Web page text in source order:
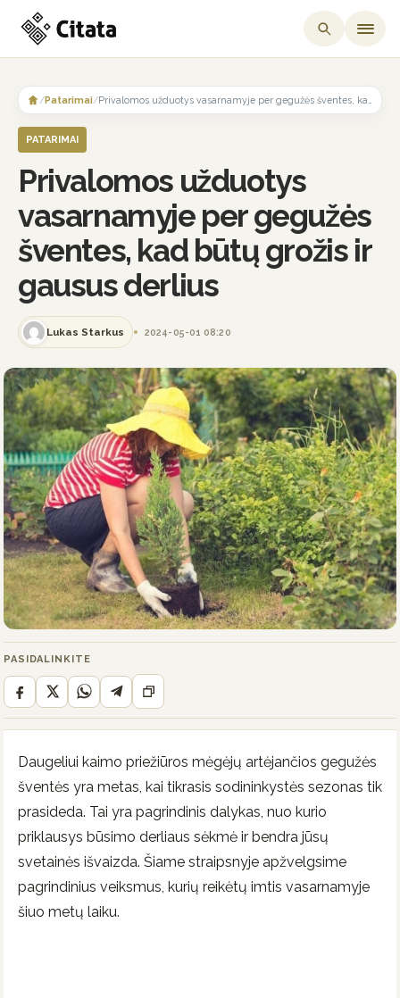
content
/Patarimai/
PATARIMAI
Privalomos užduotys
vasarnamyje per gegužės
šventes, kad būtų grožis ir
gausus derlius
Lukas Starkus 2024-05-01 08:20
PASIDALINKITE
Daugeliui kaimo priežiūros mėgėjų artėjančios gegužės
šventės yra metas, kai tikrasis sodininkystės sezonas tik
prasideda. Tai yra pagrindinis dalykas, nuo kurio
priklausys būsimo derliaus sėkmė ir bendra jūsų
svetainės išvaizda. Šiame straipsnyje apžvelgsime
pagrindinius veiksmus, kurių reikėtų imtis vasarnamyje
šiuo metų laiku.